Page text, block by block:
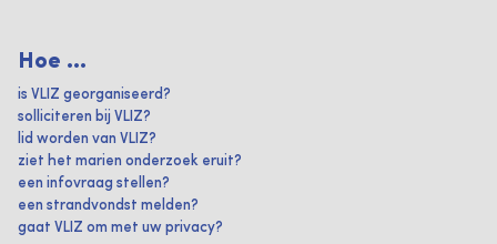
Hoe ...
is VLIZ georganiseerd?
solliciteren bij VLIZ?
lid worden van VLIZ?
ziet het marien onderzoek eruit?
een infovraag stellen?
een strandvondst melden?
gaat VLIZ om met uw privacy?